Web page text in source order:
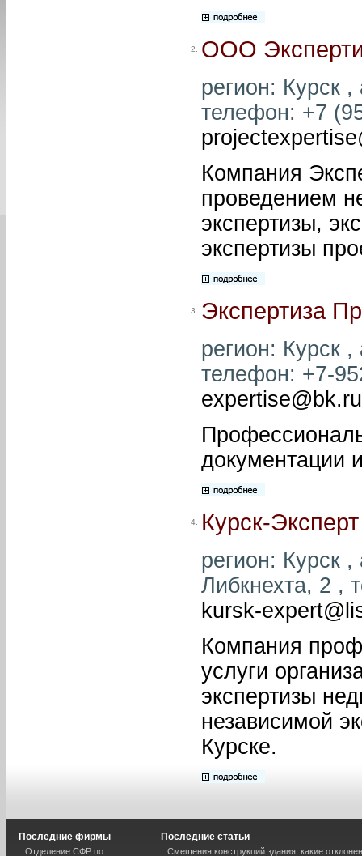
2. ООО
регион: Курск
телефон: +7
Компания
проведением
экспертизы,
экспертизы
3. Экспертиза
регион: Курск ,
телефон: +7-
expertise@bk.ru
документации
4. Курск-Эксперт
регион: Курск
Либкнехта, 2 ,
kursk-
Компания
услуги
экспертизы
независимой
Курске.
Последние фирмы
Отделение СФР по
Последние статьи
Смещения конструкций здания: какие